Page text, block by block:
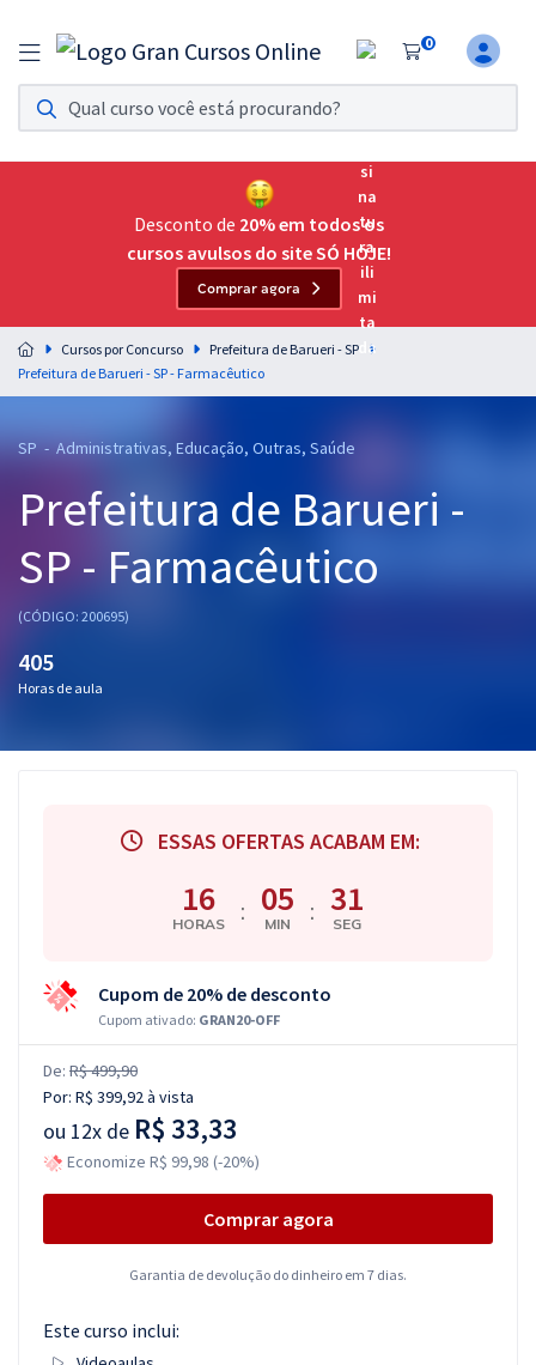
0
Assinatura Ilimitada 11
Acesso a todos os cursos. Teste grátis por 7 dias!
Assinatura OAB Até Passar
Acesso ilimitado a toda preparação para o Exame da
Residências Multiprofissionais
Preparação completa e intensiva para as principais
residências em saúde do Brasil
Cursos 20% OFF
Pós
Graduação
OAB
Conteúdo gratuito
Atendimento
Desconto de 20% em todos os
cursos avulsos do site SÓ HOJE!
Comprar agora
Cursos por Concurso
Prefeitura de Barueri - SP
Prefeitura de Barueri - SP - Farmacêutico
SP - Administrativas, Educação, Outras, Saúde
Prefeitura de Barueri -
SP - Farmacêutico
(CÓDIGO: 200695)
405
Horas de aula
ESSAS OFERTAS ACABAM EM:
16
HORAS : 05
MIN : 31
SEG
Cupom de 20% de desconto
Cupom ativado: GRAN20-OFF
De: R$ 499,90
Por: R$ 399,92à vista
ou 12x de R$ 33,33
Economize R$ 99,98 (-20%)
Comprar agora
Garantia de devolução do dinheiro em 7 dias.
Este curso inclui: